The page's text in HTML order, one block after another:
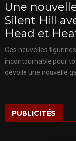
Une
Silent Hill
Head et
Ces nouvelles
incontournable pour
dévoilé une nouvelle
PUBLICITÉS